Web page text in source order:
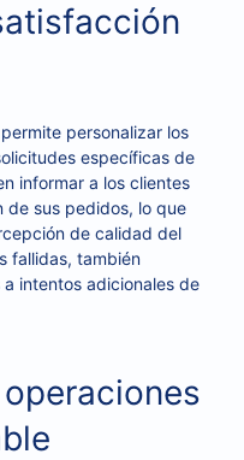
personalizar los
específicas de
informar a los clientes
de sus pedidos, lo que
de calidad del
fallidas, también
intentos adicionales de